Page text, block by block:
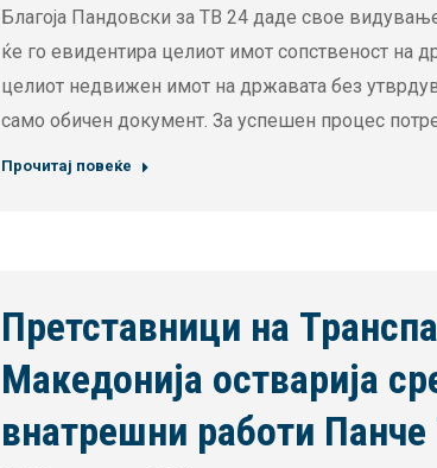
Благоја Пандовски за ТВ 24 даде свое
ќе го евидентира целиот имот сопственост на
целиот недвижен имот на државата без
само обичен документ. За успешен процес
Прочитај повеќе
Претставници на
Македонија остварија
внатрешни работи